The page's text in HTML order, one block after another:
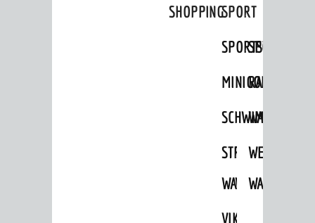
SHOPPINGSPORT
SPORTSTÄTTEN
MINIGOLFRADFAHREN
SCHWIMMEN
STRANDBAD
WAIDSEE
TSG
VIKTOR-
WANDERN
WEINHEIMER
Amtliche Bekanntmachungen